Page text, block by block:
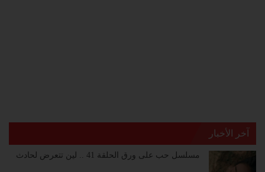
آخر الأخبار
مسلسل حب على ورق الحلقة 41 .. لين تتعرض لحادث